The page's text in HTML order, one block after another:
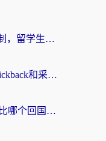
海外VPN中国：告别地域限制，留学生与华人如何轻松刷国内剧、玩国服？
海外党刷国内资源总卡？Quickback和采集蜂好用吗？这篇指南帮你避坑
ChickCN VPN和旋风VPN对比哪个回国效果更好？海外党亲测实用指南